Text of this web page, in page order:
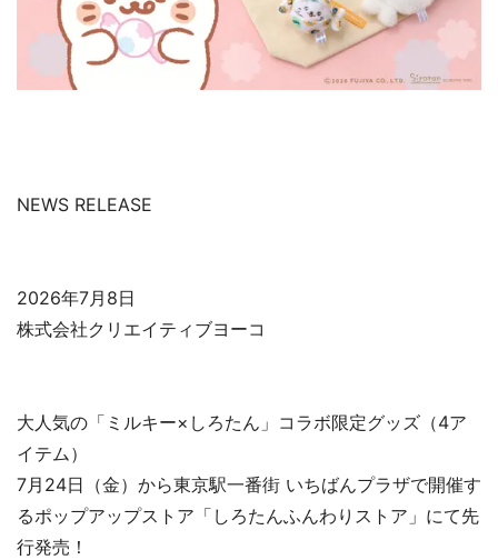
NEWS RELEASE
2026年7月8日
株式会社クリエイティブヨーコ
大人気の「ミルキー×しろたん」コラボ限定グッズ（4ア
イテム）
7月24日（金）から東京駅一番街 いちばんプラザで開催す
るポップアップストア「しろたんふんわりストア」にて先
行発売！